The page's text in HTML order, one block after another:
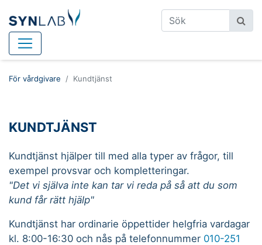
För vårdgivare Kundtjänst
KUNDTJÄNST
Kundtjänst hjälper till med alla typer av frågor, till
exempel provsvar och kompletteringar.
"Det vi själva inte kan tar vi reda på så att du som
kund får rätt hjälp"
Kundtjänst har ordinarie öppettider helgfria vardagar
kl. 8:00-16:30 och nås på telefonnummer 010-251